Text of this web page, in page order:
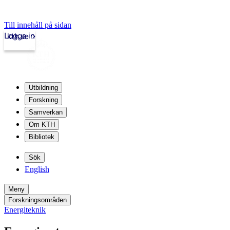
Till innehåll på sidan
kth.se
Logga in
Utbildning
Forskning
Samverkan
Om KTH
Bibliotek
Sök
English
Meny
Forskningsområden
Energiteknik